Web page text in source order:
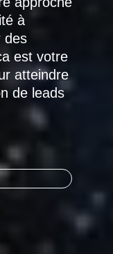
à
des
est votre
atteindre
de leads